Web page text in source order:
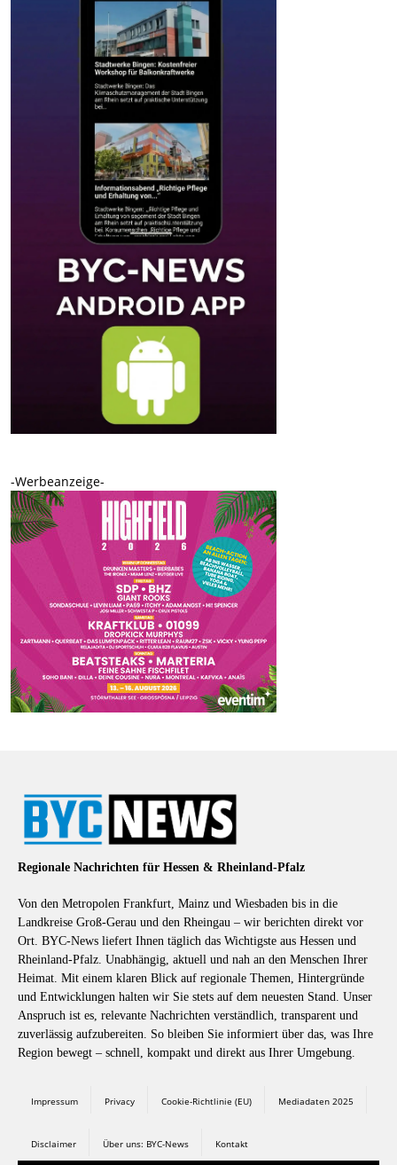
-Werbeanzeige-
Regionale Nachrichten für Hessen & Rheinland-Pfalz
Von den Metropolen Frankfurt, Mainz und Wiesbaden bis in die
Landkreise Groß-Gerau und den Rheingau – wir berichten direkt vor
Ort. BYC-News liefert Ihnen täglich das Wichtigste aus Hessen und
Rheinland-Pfalz. Unabhängig, aktuell und nah an den Menschen Ihrer
Heimat. Mit einem klaren Blick auf regionale Themen, Hintergründe
und Entwicklungen halten wir Sie stets auf dem neuesten Stand. Unser
Anspruch ist es, relevante Nachrichten verständlich, transparent und
zuverlässig aufzubereiten. So bleiben Sie informiert über das, was Ihre
Region bewegt – schnell, kompakt und direkt aus Ihrer Umgebung.
Impressum Privacy Cookie-Richtlinie (EU) Mediadaten 2025
Disclaimer Über uns: BYC-News Kontakt